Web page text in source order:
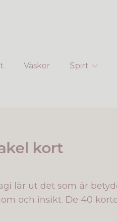
Väskor Spirt
kort
lär ut det som är
och insikt. De 40